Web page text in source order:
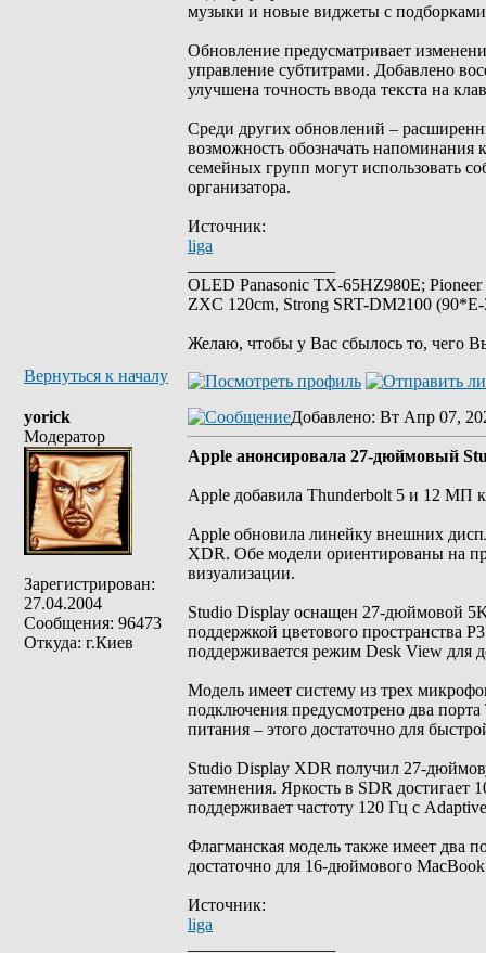
музыки и новые виджеты с
Обновление предусматривает
управление субтитрами. Добавлено
улучшена точность ввода текста на
Среди других обновлений –
возможность обозначать напоминания
семейных групп могут использовать
организатора.
Источник:
liga
OLED Panasonic TX-65HZ980E;
ZXC 120cm, Strong SRT-DM2100
Желаю, чтобы у Вас сбылось то, чего
Вернуться к началу
yorick
Модератор
Зарегистрирован:
27.04.2004
Сообщения: 96473
Откуда: г.Киев
Добавлено: Вт Апр 07,
Apple анонсировала 27-дюймовый
Apple добавила Thunderbolt 5 и 12 МП
Apple обновила линейку внешних
XDR. Обе модели ориентированы на
визуализации.
Studio Display оснащен 27-дюймовой
поддержкой цветового пространства
поддерживается режим Desk View для
Модель имеет систему из трех
подключения предусмотрено два
питания – этого достаточно для
Studio Display XDR получил 27-
затемнения. Яркость в SDR достигает
поддерживает частоту 120 Гц с
Флагманская модель также имеет два
достаточно для 16-дюймового
Источник:
liga